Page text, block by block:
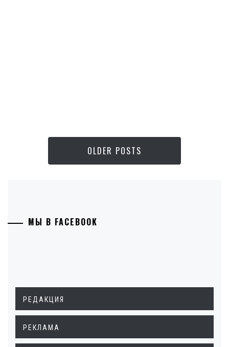
OLDER POSTS
МЫ В FACEBOOK
РЕДАКЦИЯ
РЕКЛАМА